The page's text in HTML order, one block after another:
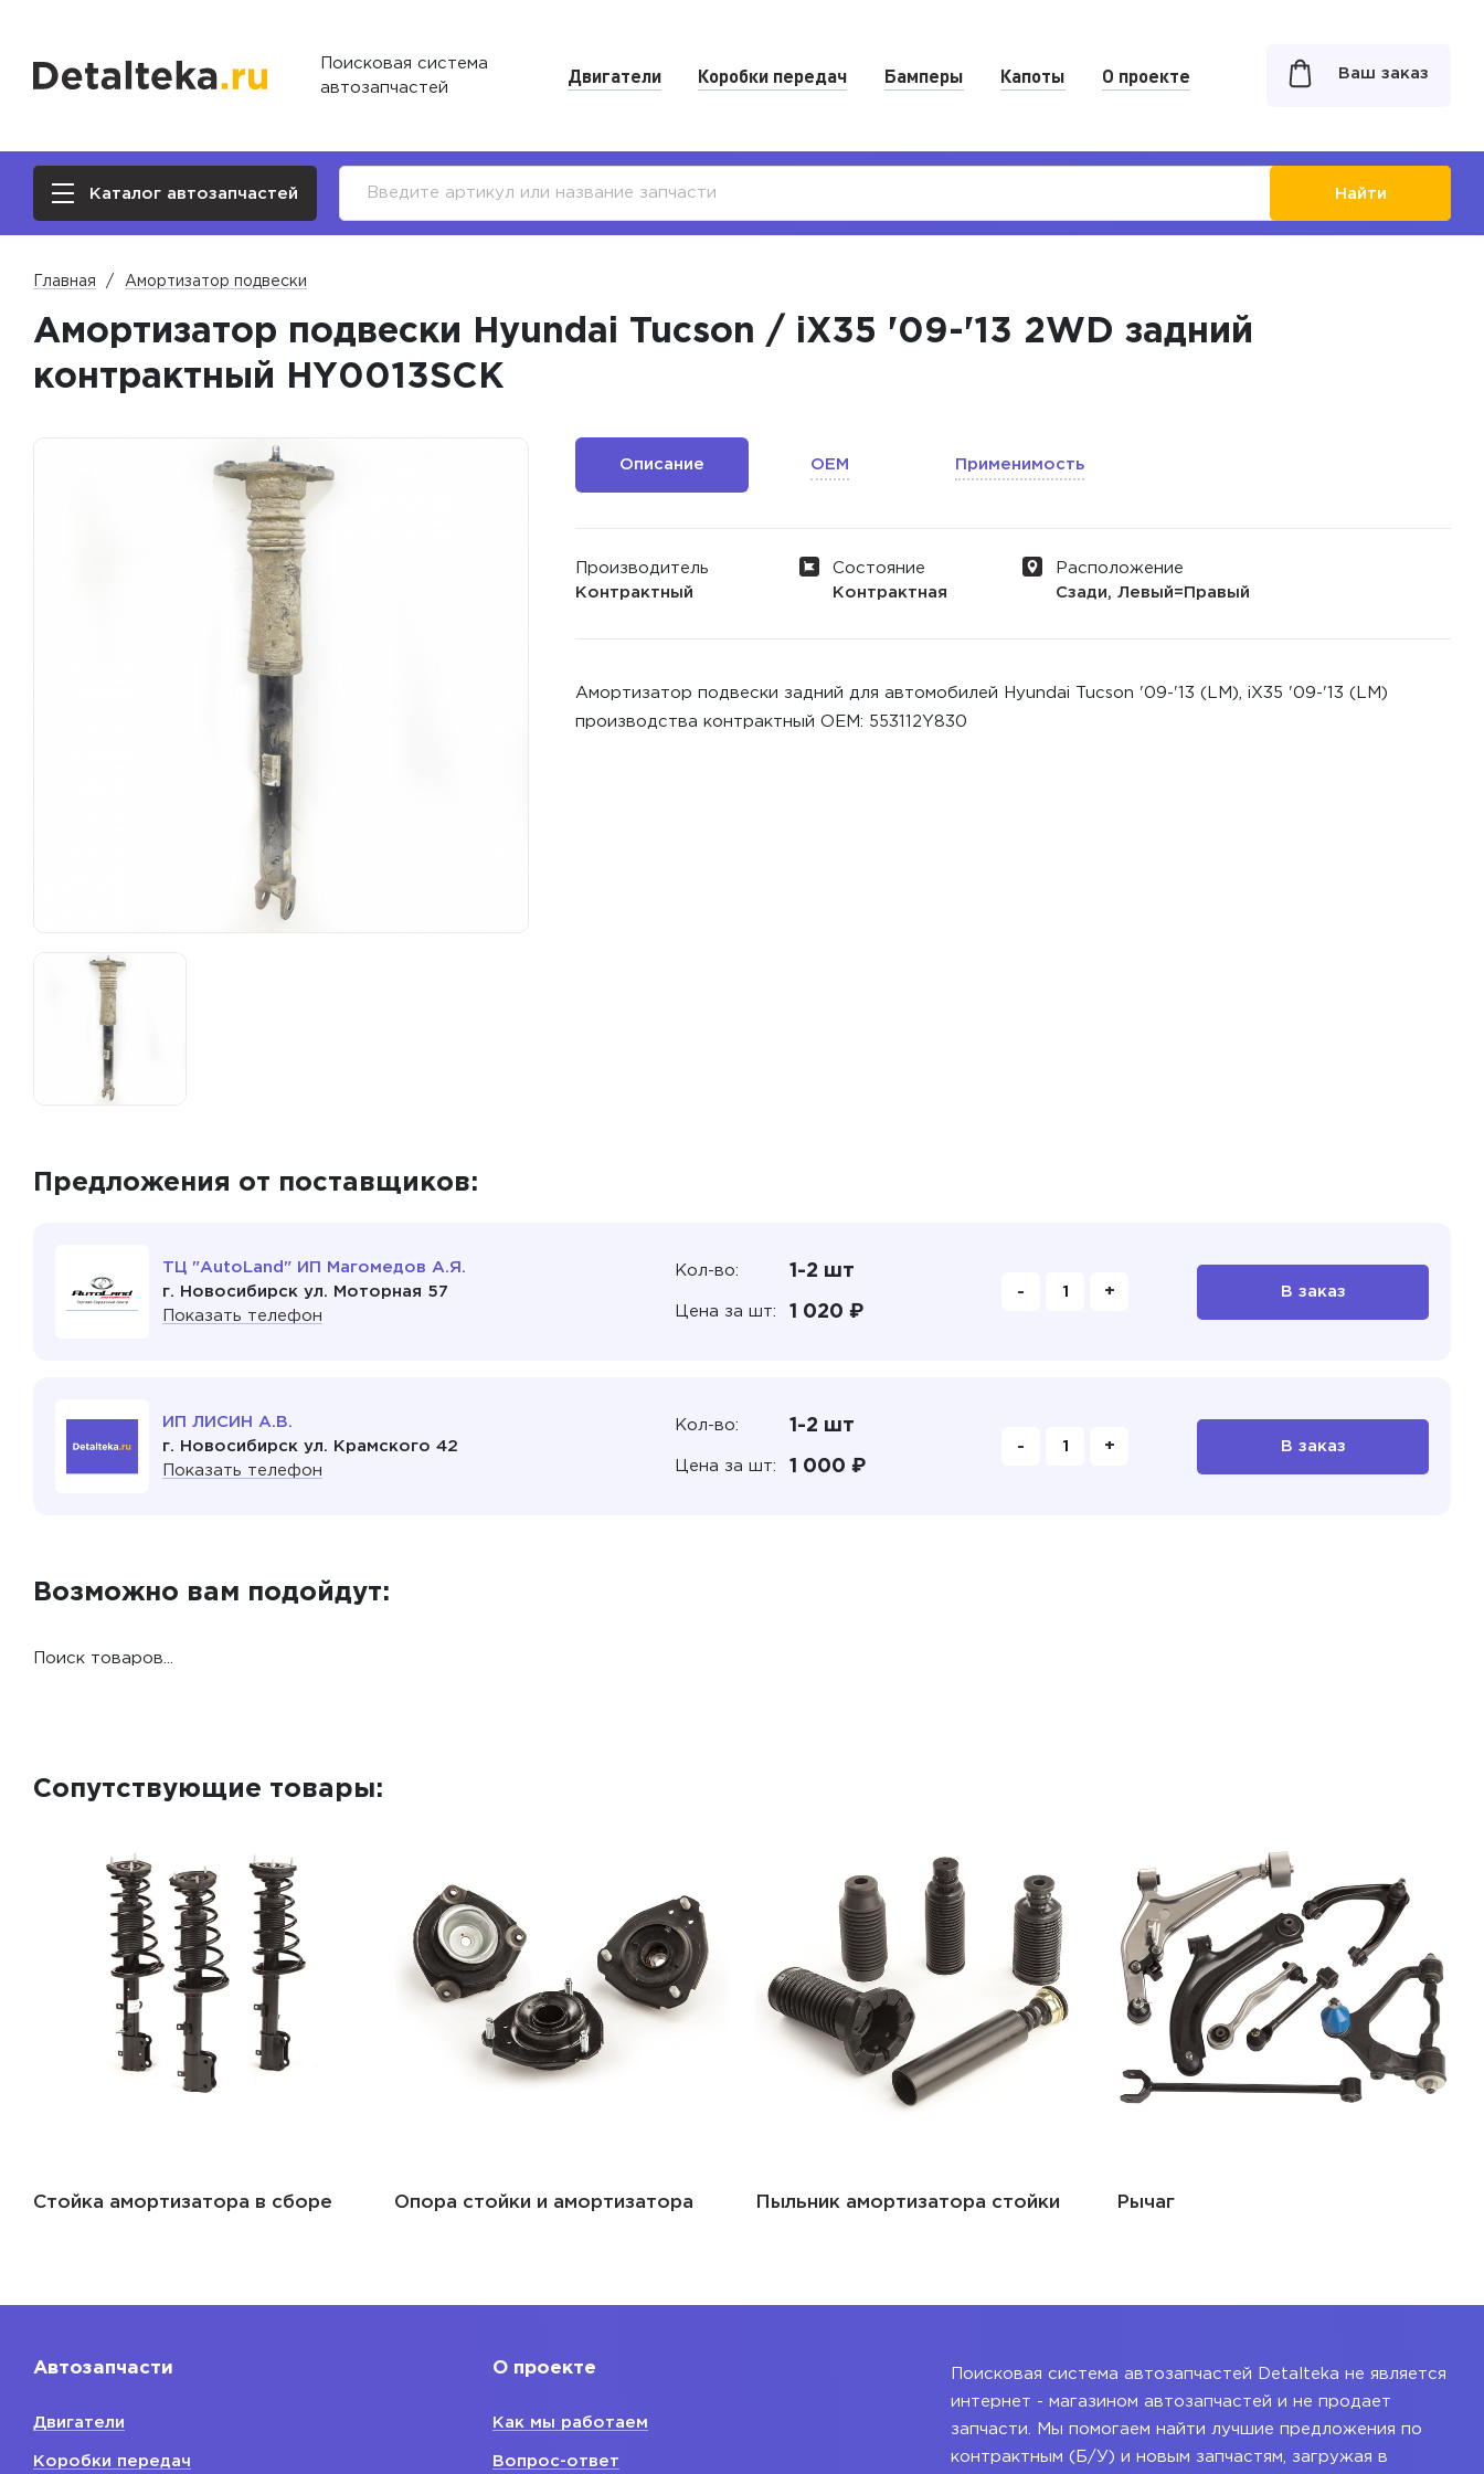
Поисковая система
автозапчастей
Двигатели Коробки передач Бамперы Капоты О проекте Ваш заказ
Каталог автозапчастей Найти
Главная Амортизатор подвески
Амортизатор подвески Hyundai Tucson / iX35 '09-'13 2WD задний
контрактный HY0013SCK
Описание OEM Применимость
Производитель
Контрактный
Состояние
Контрактная
Расположение
Сзади, Левый=Правый
Амортизатор подвески задний для автомобилей Hyundai Tucson '09-'13 (LM), iX35 '09-'13 (LM)
производства контрактный ОЕМ: 553112Y830
Предложения от поставщиков:
ТЦ "AutoLand" ИП Магомедов А.Я.
г. Новосибирск ул. Моторная 57
Показать телефон
Кол-во: 1-2 шт
Цена за шт: 1 020 ₽
- + В заказ
ИП ЛИСИН А.В.
г. Новосибирск ул. Крамского 42
Показать телефон
Кол-во: 1-2 шт
Цена за шт: 1 000 ₽
- + В заказ
Возможно вам подойдут:
Поиск товаров...
Сопутствующие товары:
Стойка амортизатора в сборе Опора стойки и амортизатора Пыльник амортизатора стойки Рычаг
Автозапчасти
Двигатели
Коробки передач
О проекте
Как мы работаем
Вопрос-ответ
Поисковая система автозапчастей Detalteka не является
интернет - магазином автозапчастей и не продает
запчасти. Мы помогаем найти лучшие предложения по
контрактным (Б/У) и новым запчастям, загружая в